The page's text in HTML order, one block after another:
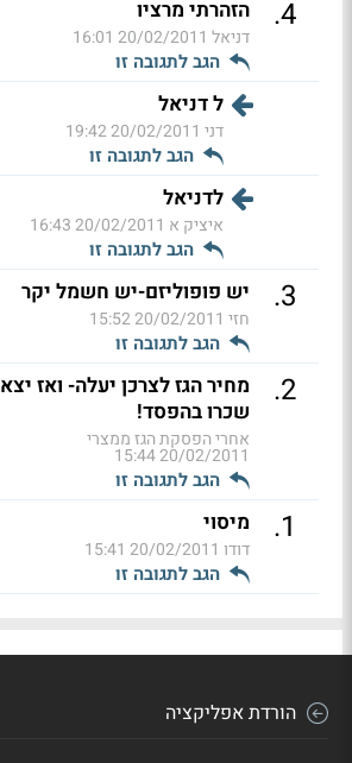
4
. הזהרתי מרציו
דניאל 20/02/2011 16:01
הגב לתגובה זו
ל דניאל
דני 20/02/2011 19:42
הגב לתגובה זו
לדניאל
איציק א 20/02/2011 16:43
הגב לתגובה זו
3
. יש פופוליזם-יש חשמל יקר
חזי 20/02/2011 15:52
הגב לתגובה זו
2
.
מחיר הגז לצרכן יעלה- ואז יצא
שכרו בהפסד!
אחרי הפסקת הגז ממצרי
20/02/2011 15:44
הגב לתגובה זו
1
. מיסוי
דודו 20/02/2011 15:41
הגב לתגובה זו
הורדת אפליקציה